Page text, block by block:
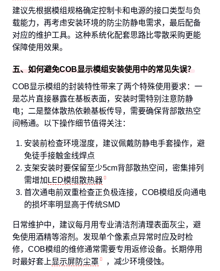
建议先根据模组规格确定控制卡和电源的接口类型与负
载能力，再考虑安装环境的防尘防静电需求，最后配备
对应的维护工具。这种系统化配套思路比零散采购更能
保障使用效果。
五、如何避免COB显示模组安装使用中的常见失误？
COB显示模组的封装特性带来了两个特殊使用要求：一
是芯片直接暴露在基板表面，安装时需特别注意防静
电；二是整体散热依赖基板传导，需要确保背部散热空
间畅通。以下操作细节值得关注：
安装前检查环境湿度，建议佩戴防静电手套操作，避
免徒手接触金线焊点
支架安装时要保留至少5cm背部散热空间，密集排列
需增加 LED模组散热器
首次通电前双重检查正负极连接，COB模组反向通电
的损坏率明显高于传统SMD
日常维护中，建议每月用专业清洁剂清理表面灰尘，避
免使用酒精等溶剂。发现单个像素点异常时应及时检
修，COB模组的维修通常需要专用返修设备。长期停用
时最好套上 显示屏防尘罩
，减少环境侵蚀。